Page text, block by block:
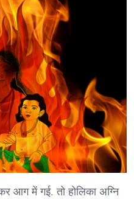
आग में गई. तो होलिका अग्नि